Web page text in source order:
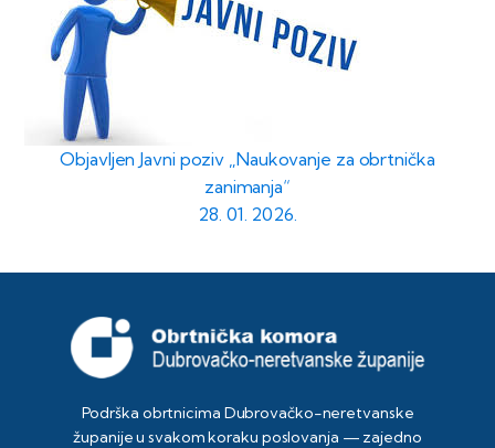
Objavljen Javni poziv „Naukovanje za obrtnička
zanimanja“
28. 01. 2026.
Podrška obrtnicima Dubrovačko-neretvanske
županije u svakom koraku poslovanja — zajedno